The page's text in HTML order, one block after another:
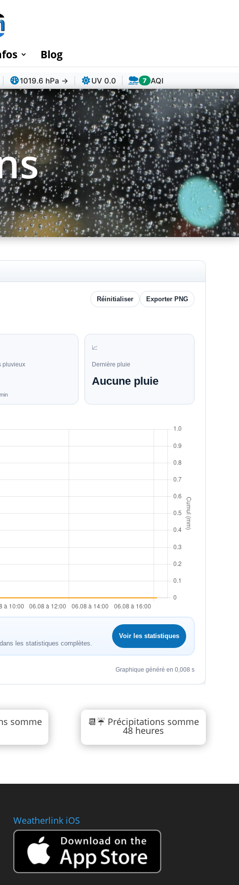
Blog
1019.6 hPa → UV 0.0 7 AQI
Réinitialiser Exporter PNG
pluvieux
📈
Dernière pluie
Aucune pluie
les statistiques complètes.
Voir les statistiques
Graphique généré en 0,008 s
somme 📆☔ Précipitations somme
48 heures
Weatherlink iOS